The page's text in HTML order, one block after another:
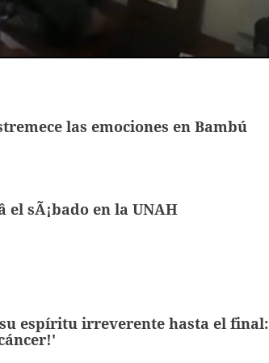
las emociones en Bambú
el sÃ¡bado en la UNAH
espíritu irreverente hasta el final: